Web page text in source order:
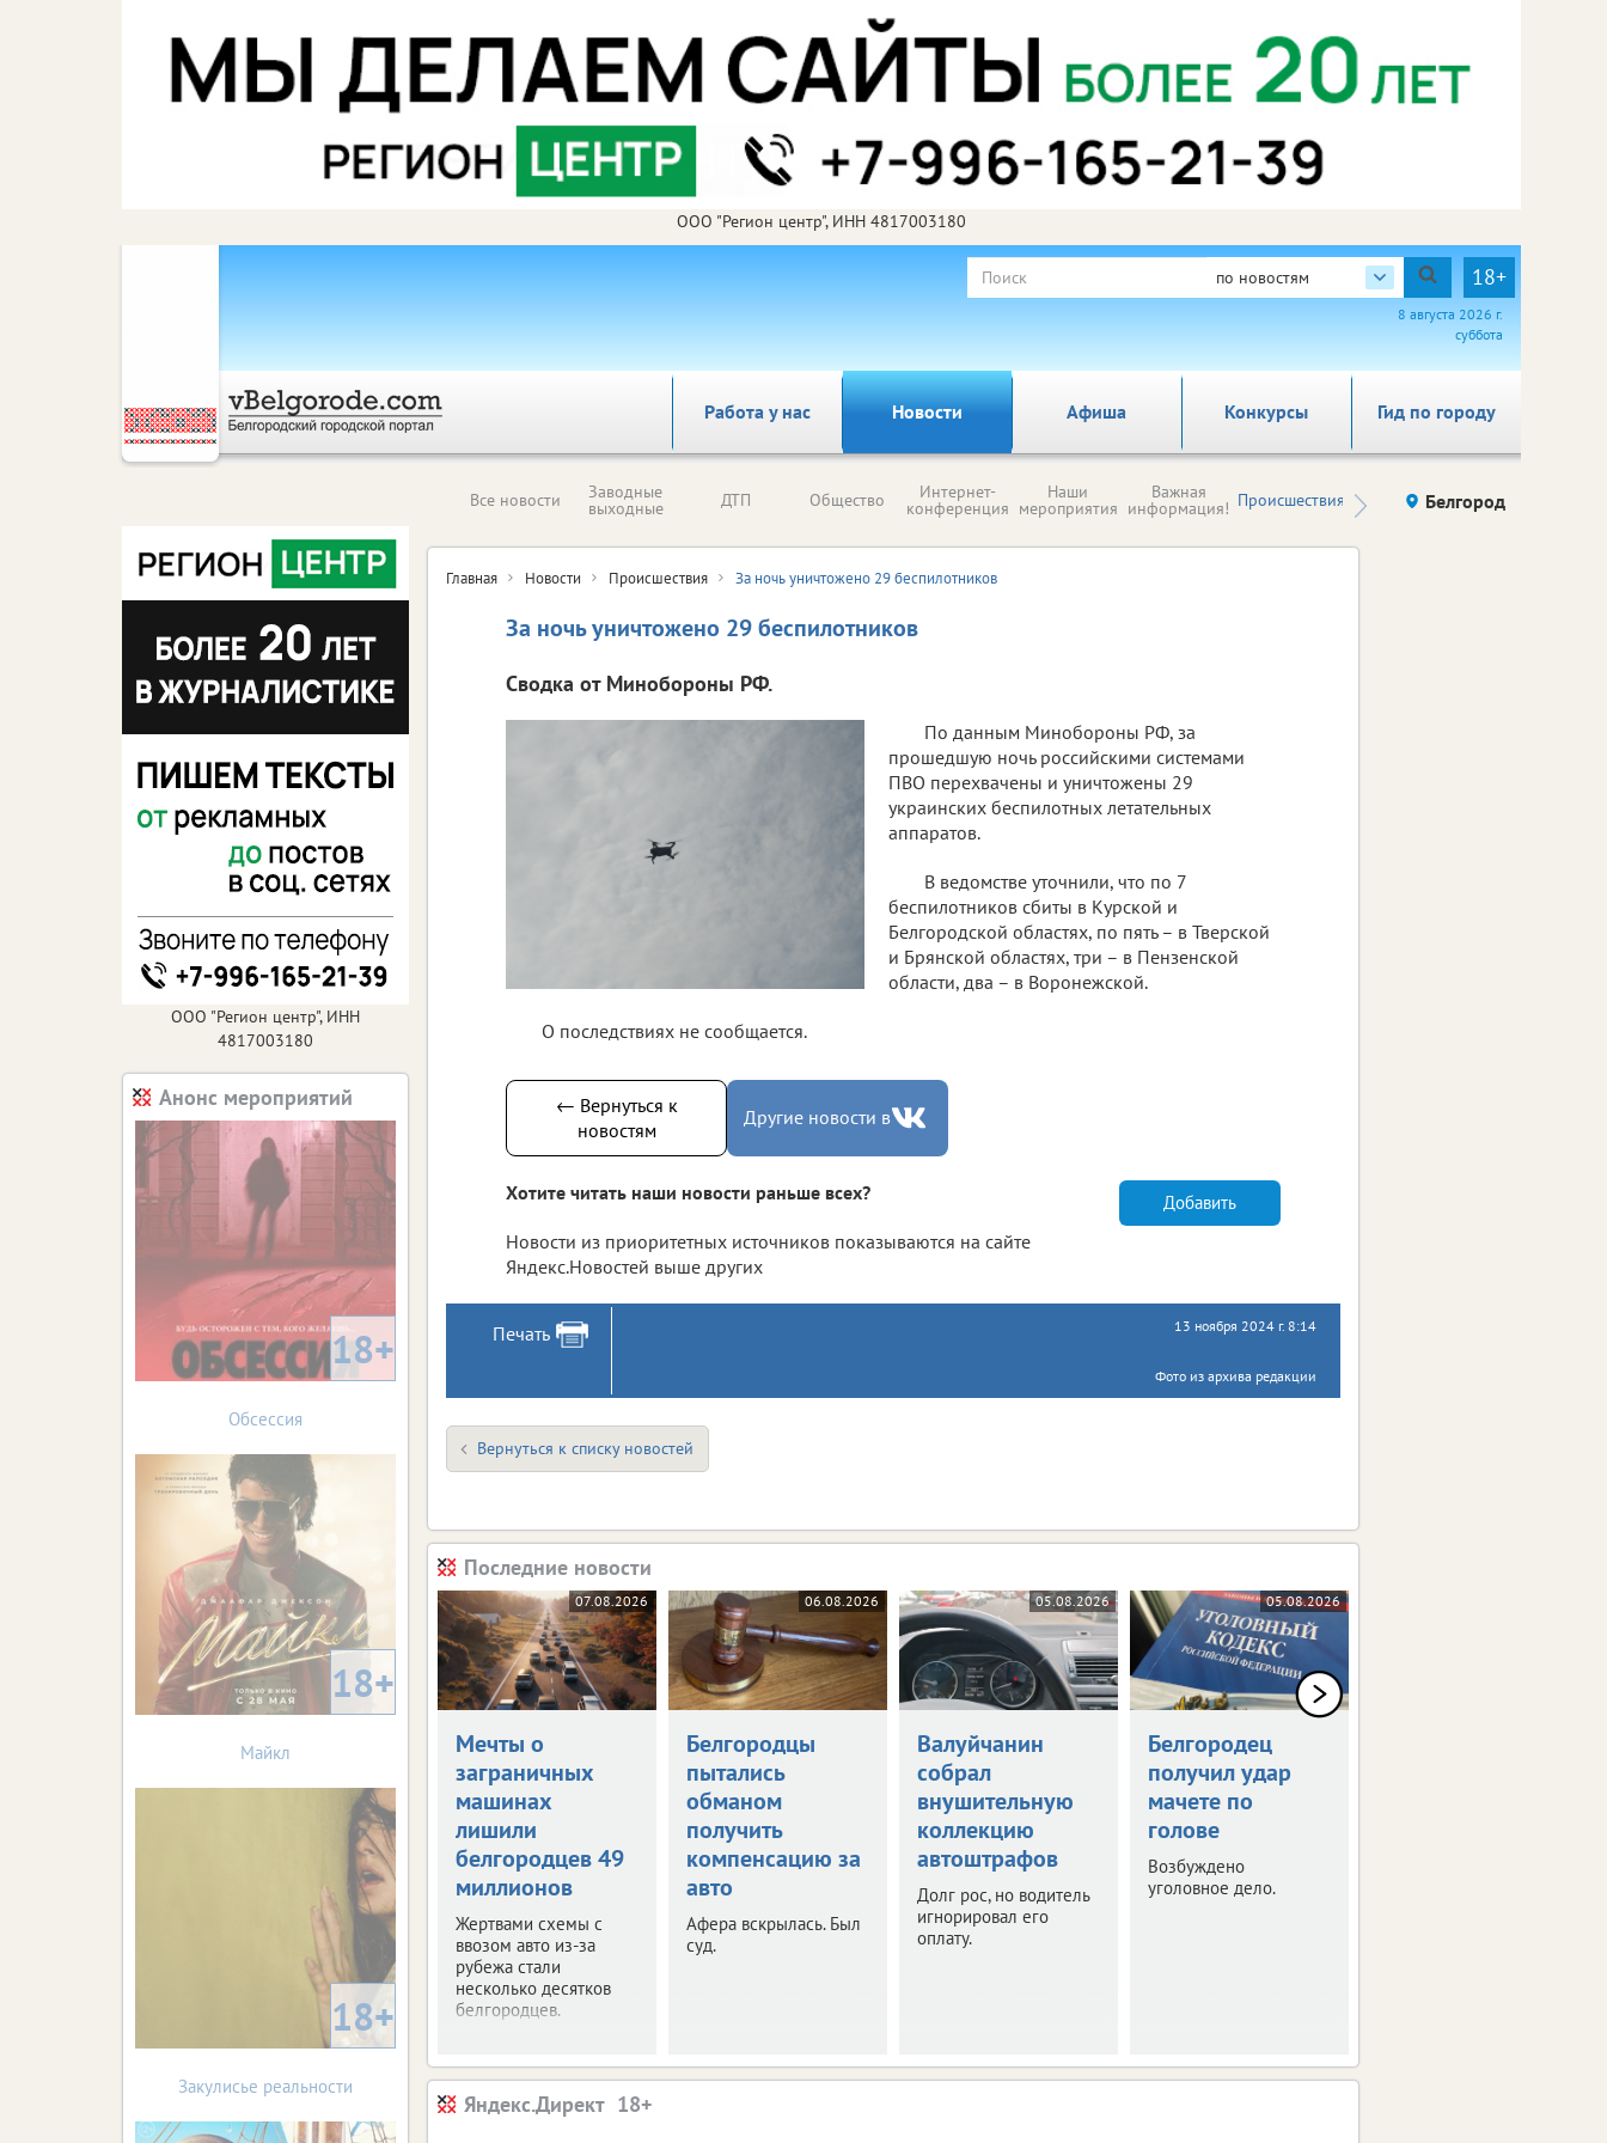
ООО "Регион центр", ИНН 4817003180
по новостям 18+
8 августа 2026 г.
суббота
Работа у нас Новости Афиша Гид по городу
Конкурсы
Все новости Заводные
выходные ДТП Общество Интернет-
конференция
Наши
мероприятия
Важная
информация! Происшествия Здоровье компаний (на
правах
Белгород
Главная Новости Происшествия За ночь уничтожено 29 беспилотников
За ночь уничтожено 29 беспилотников
Сводка от Минобороны РФ.
По данным Минобороны РФ, за
прошедшую ночь российскими системами
ПВО перехвачены и уничтожены 29
украинских беспилотных летательных
аппаратов.
В ведомстве уточнили, что по 7
беспилотников сбиты в Курской и
Белгородской областях, по пять – в Тверской
и Брянской областях, три – в Пензенской
области, два – в Воронежской.
О последствиях не сообщается.
← Вернуться к
новостям
Другие новости в
Хотите читать наши новости раньше всех?
Новости из приоритетных источников показываются на сайте
Яндекс.Новостей выше других
Добавить
Печать 13 ноября 2024 г. 8:14
Фото из архива редакции
Вернуться к списку новостей
Последние новости
07.08.2026
Мечты о
заграничных
машинах
лишили
белгородцев 49
миллионов
Жертвами схемы с
ввозом авто из-за
рубежа стали
несколько десятков
белгородцев.
06.08.2026
Белгородцы
пытались
обманом
получить
компенсацию за
авто
Афера вскрылась. Был
суд.
05.08.2026
Валуйчанин
собрал
внушительную
коллекцию
автоштрафов
Долг рос, но водитель
игнорировал его
оплату.
05.08.2026
Белгородец
получил удар
мачете по
голове
Возбуждено
уголовное дело.
Яндекс.Директ
ООО "Регион центр", ИНН
4817003180
Анонс мероприятий
18+
Обсессия
18+
Майкл
18+
Закулисье реальности